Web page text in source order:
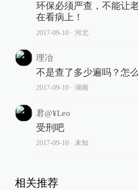
环保必须严查，不能让
在看病上！
2017-09-10∙ 河北
理冶
不是查了多少遍吗？怎
2017-09-10∙ 湖南
君@¥Leo
受刑吧
2017-09-10∙ 未知
相关推荐